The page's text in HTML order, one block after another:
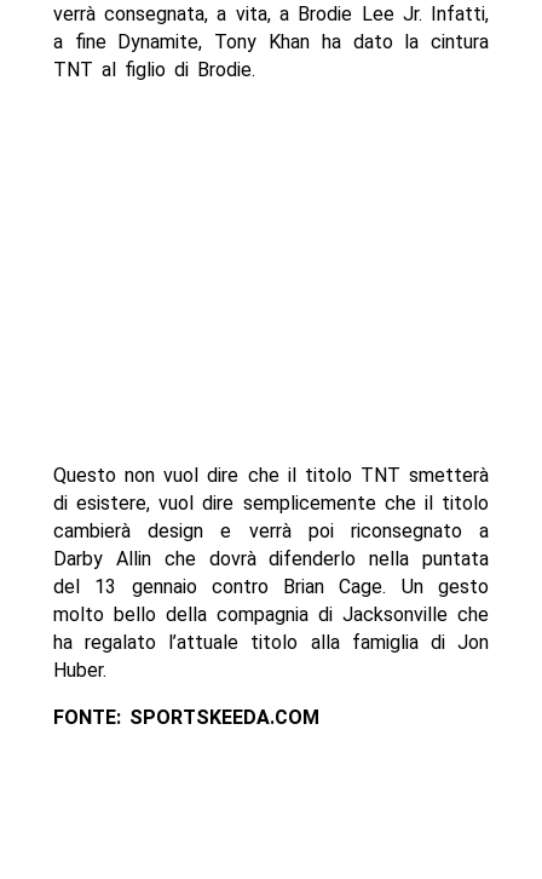
verrà consegnata, a vita, a Brodie Lee Jr. Infatti,
a fine Dynamite, Tony Khan ha dato la cintura
TNT al figlio di Brodie.
Questo non vuol dire che il titolo TNT smetterà
di esistere, vuol dire semplicemente che il titolo
cambierà design e verrà poi riconsegnato a
Darby Allin che dovrà difenderlo nella puntata
del 13 gennaio contro Brian Cage. Un gesto
molto bello della compagnia di Jacksonville che
ha regalato l’attuale titolo alla famiglia di Jon
Huber.
FONTE: SPORTSKEEDA.COM